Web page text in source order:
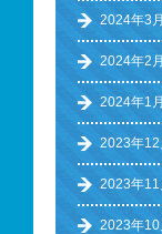
2024年3月
2024年2月
2024年1月
2023年12
2023年11
2023年10